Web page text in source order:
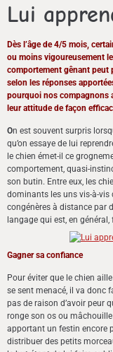
Lui
Dès l’âge de 4/5 mois,
ou moins vigoureusement
comportement gênant peut
selon les réponses
pourquoi nos compagnons
leur attitude de façon
On est souvent surpris
qu’on essaye de lui
le chien émet-il ce
comportement, quasi-
son butin. Entre eux, les
dominants les uns vis-à-vis
congénères à distance par
langage qui est, en
Gagner sa confiance
Pour éviter que le chien
se sent menacé, il va donc
pas de raison d’avoir peur
ronge son os ou
apportant un festin encore
distribuer des petits